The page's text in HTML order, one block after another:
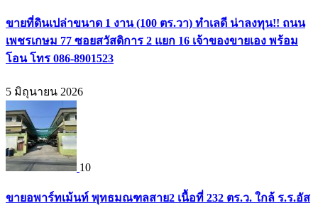
ขายที่ดินเปล่าขนาด 1 งาน (100 ตร.วา) ทำเลดี น่าลงทุน!! ถนน
เพชรเกษม 77 ซอยสวัสดิการ 2 แยก 16 เจ้าของขายเอง พร้อม
โอน โทร 086-8901523
5 มิถุนายน 2026
10
ขายอพาร์ทเม้นท์ พุทธมณฑลสาย2 เนื้อที่ 232 ตร.ว. ใกล้ ร.ร.อัส